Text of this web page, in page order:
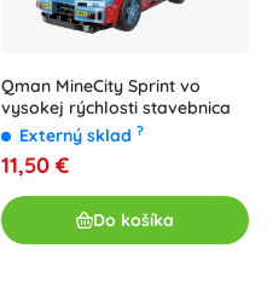
Qman MineCity Sprint vo
vysokej rýchlosti stavebnica
Externý sklad ?
11,50 €
Do košíka